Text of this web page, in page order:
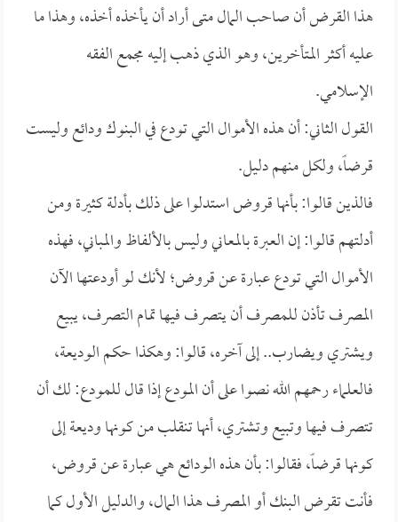
هذا القرض أن صاحب المال متى أراد أن يأخذه أخذه، وهذا ما
عليه أكثر المتأخرين، وهو الذي ذهب إليه مجمع الفقه
الإسلامي.
القول الثاني: أن هذه الأموال التي تودع في البنوك ودائع وليست
قرضاً، ولكل منهم دليل.
فالذين قالوا: بأنها قروض استدلوا على ذلك بأدلة كثيرة ومن
أدلتهم قالوا: إن العبرة بالمعاني وليس بالألفاظ والمباني، فهذه
الأموال التي تودع عبارة عن قروض؛ لأنك لو أودعتها الآن
المصرف تأذن للمصرف أن يتصرف فيها تمام التصرف، يبيع
ويشتري ويضارب.. إلى آخره، قالوا: وهكذا حكم الوديعة،
فالعلماء رحمهم الله نصوا على أن المودع إذا قال للمودع: لك أن
تتصرف فيها وتبيع وتشتري، أنها تنقلب من كونها وديعة إلى
كونها قرضاً، فقالوا: بأن هذه الودائع هي عبارة عن قروض،
فأنت تقرض البنك أو المصرف هذا المال، والدليل الأول كما